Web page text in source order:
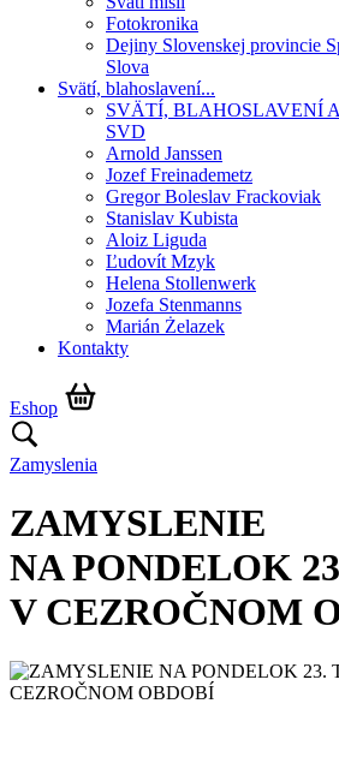
Fotokronika
Dejiny Slovenskej provincie
Slova
Svätí, blahoslavení...
SVÄTÍ, BLAHOSLAVENÍ
SVD
Arnold Janssen
Jozef Freinademetz
Gregor Boleslav Frackoviak
Stanislav Kubista
Aloiz Liguda
Ľudovít Mzyk
Helena Stollenwerk
Jozefa Stenmanns
Marián Żelazek
Kontakty
Eshop
Zamyslenia
ZAMYSLENIE
NA PONDELOK
V CEZROČNOM